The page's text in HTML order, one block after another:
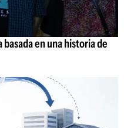
en una historia de